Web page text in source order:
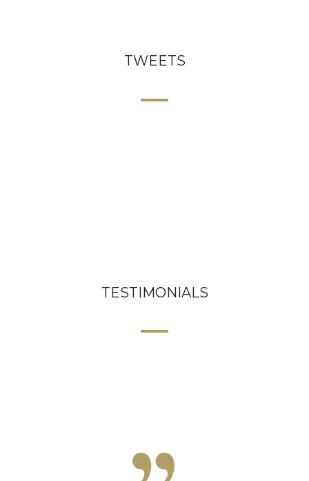
TWEETS
TESTIMONIALS